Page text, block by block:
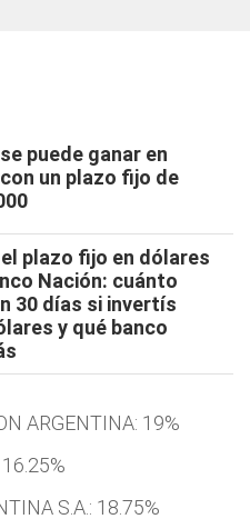
puede ganar en
un plazo fijo de
plazo fijo en dólares
Nación: cuánto
30 días si invertís
y qué banco
ARGENTINA: 19%
S.A.: 18.75%